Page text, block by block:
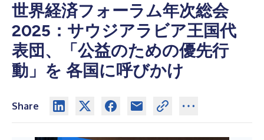
世界経済フォーラム年次総会
2025： サウジアラビア王国代
表団、「公益のための優先行
動」を 各国に呼びかけ
Share